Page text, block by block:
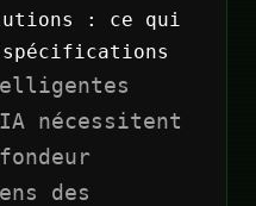
: ce qui
spécifications
nécessitent
des